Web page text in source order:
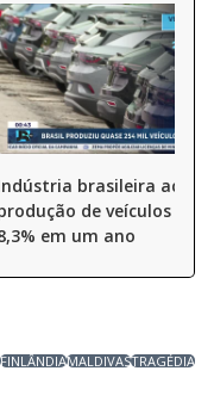
brasileira
de veículos
em um ano
FINLÂNDIAMALDIVASTRAGÉDIA